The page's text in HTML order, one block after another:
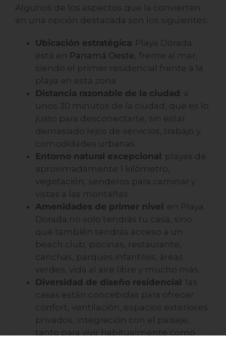
Algunos de los aspectos que la convierten
en una opción destacada son los siguientes:
Ubicación estratégica : Playa Dorada
está en Panamá Oeste, frente al mar,
siendo el primer residencial frente a la
playa en esta zona.
Distancia razonable de la ciudad : a
unos 30 minutos de la ciudad, que es lo
justo para desconectarte, sin estar
demasiado lejos de servicios, trabajo y
comodidades urbanas.
Entorno natural excepcional
: playas de
aproximadamente 1 kilómetro,
vegetación, senderos para caminar y
vistas a las montañas.
Amenidades de primer nivel
: en Playa
Dorada no solo tendrás tu casa, sino
que también tendrás acceso a un
beach club, piscinas, restaurante,
canchas, parques infantiles, áreas
verdes, vida al aire libre y mucho más.
Diversidad de diseño residencial
: las
casas están concebidas para ofrecer
confort, ventilación, espacios exteriores
privados, integración con el paisaje,
tanto para vivir habitualmente como